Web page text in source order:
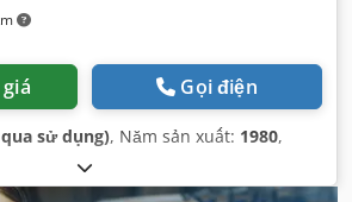
Gọi điện
sử dụng), Năm sản xuất: 1980,